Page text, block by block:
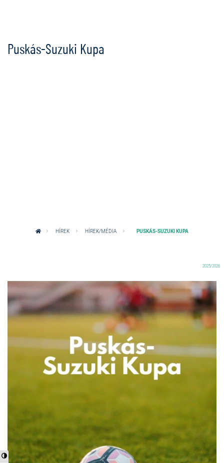
Nagy kontraszt váltása
Puskás-Suzuki Kupa
HÍREK HÍREK/MÉDIA PUSKÁS-SUZUKI KUPA
2025/2026